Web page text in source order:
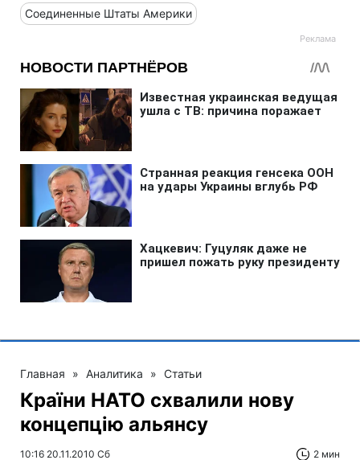
Соединенные Штаты Америки
Главная » Аналитика » Статьи
Країни НАТО схвалили нову
концепцію альянсу
10:16 20.11.2010 Сб 2 мин